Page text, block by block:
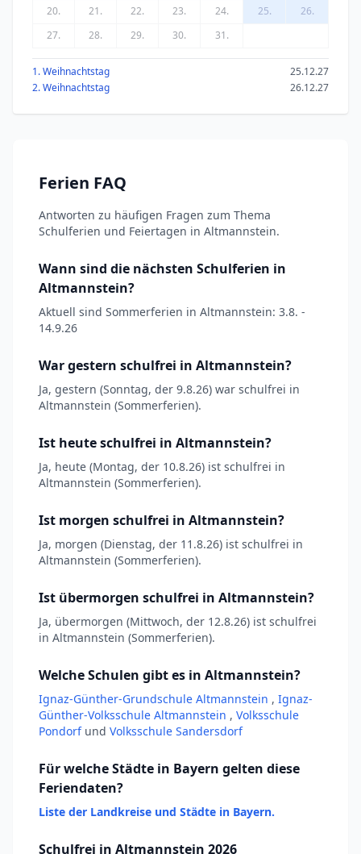
20.
21. 22. 23. 24. 25.
26.
27.
28. 29. 30. 31.
1. Weihnachtstag
25.12.27
2. Weihnachtstag
26.12.27
Ferien FAQ
Antworten zu häufigen Fragen zum Thema
Schulferien und Feiertagen in Altmannstein.
Wann sind die nächsten Schulferien in
Altmannstein?
Aktuell sind Sommerferien in Altmannstein: 3.8. -
14.9.26
War gestern schulfrei in Altmannstein?
Ja, gestern (Sonntag, der 9.8.26) war schulfrei in
Altmannstein (Sommerferien).
Ist heute schulfrei in Altmannstein?
Ja, heute (Montag, der 10.8.26) ist schulfrei in
Altmannstein (Sommerferien).
Ist morgen schulfrei in Altmannstein?
Ja, morgen (Dienstag, der 11.8.26) ist schulfrei in
Altmannstein (Sommerferien).
Ist übermorgen schulfrei in Altmannstein?
Ja, übermorgen (Mittwoch, der 12.8.26) ist schulfrei
in Altmannstein (Sommerferien).
Welche Schulen gibt es in Altmannstein?
Ignaz-Günther-Grundschule Altmannstein , Ignaz-
Günther-Volksschule Altmannstein , Volksschule
Pondorf und Volksschule Sandersdorf
Für welche Städte in Bayern gelten diese
Feriendaten?
Liste der Landkreise und Städte in Bayern.
Schulfrei in Altmannstein 2026